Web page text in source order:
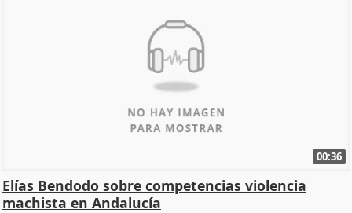
00:36
Elías Bendodo sobre competencias violencia
machista en Andalucía